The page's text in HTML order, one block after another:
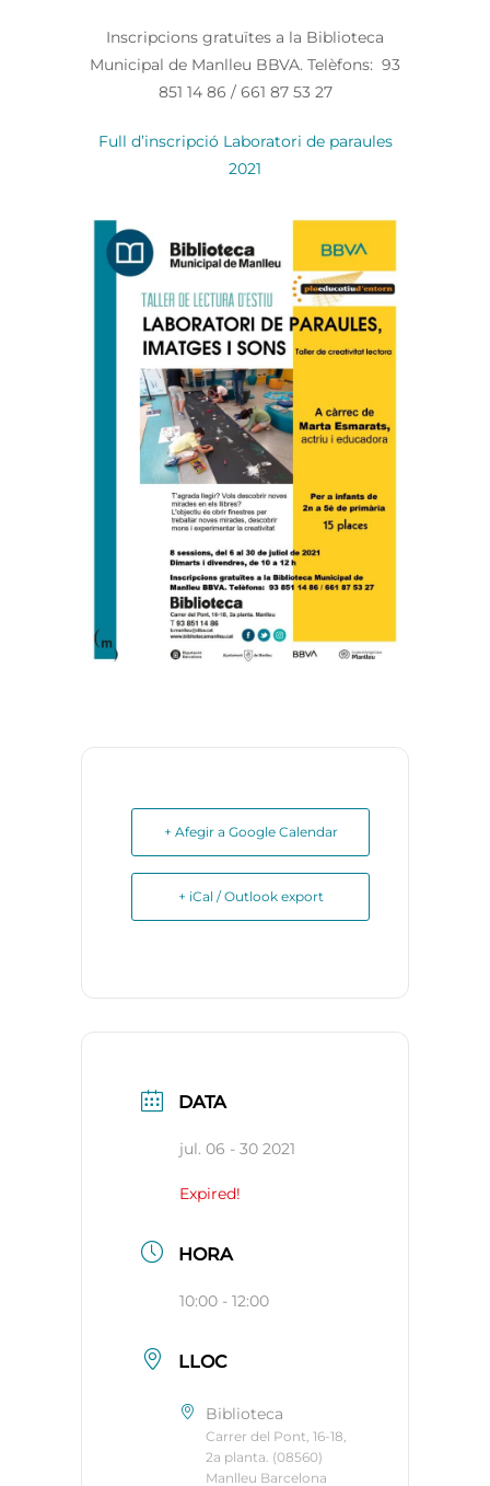
Inscripcions gratuïtes a la Biblioteca
Municipal de Manlleu BBVA. Telèfons: 93
851 14 86 / 661 87 53 27
Full d’inscripció Laboratori de paraules
2021
+ Afegir a Google Calendar
+ iCal / Outlook export
DATA
jul. 06 - 30 2021
Expired!
HORA
10:00 - 12:00
LLOC
Biblioteca
Carrer del Pont, 16-18,
2a planta. (08560)
Manlleu Barcelona